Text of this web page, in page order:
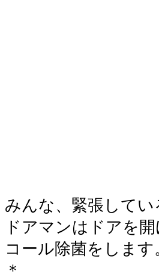
みんな、緊張して
ドアマンはドアを
コール除菌をします
＊